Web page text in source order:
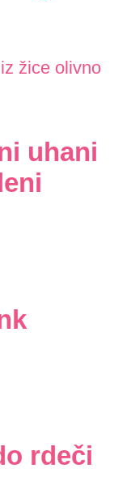
uhani
rdeči